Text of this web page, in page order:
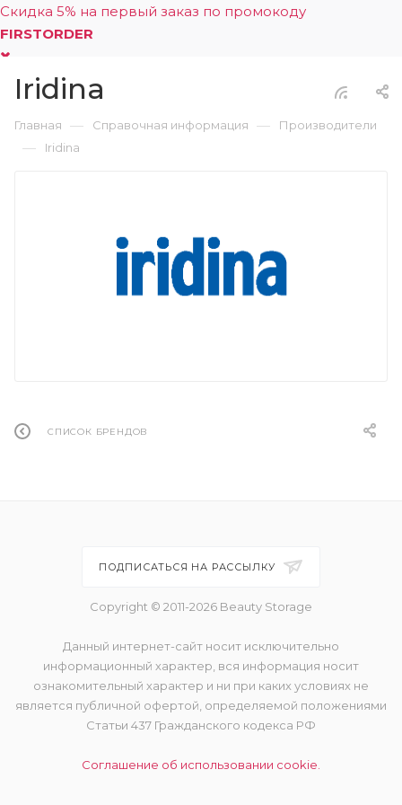
Скидка 5% на первый заказ по промокоду
FIRSTORDER
0
Iridina
Главная — Справочная информация — Производители
— Iridina
СПИСОК БРЕНДОВ
ПОДПИСАТЬСЯ НА РАССЫЛКУ
Copyright © 2011-2026 Beauty Storage
Данный интернет-сайт носит исключительно
информационный характер, вся информация носит
ознакомительный характер и ни при каких условиях не
является публичной офертой, определяемой положениями
Статьи 437 Гражданского кодекса РФ
Соглашение об использовании cookie.